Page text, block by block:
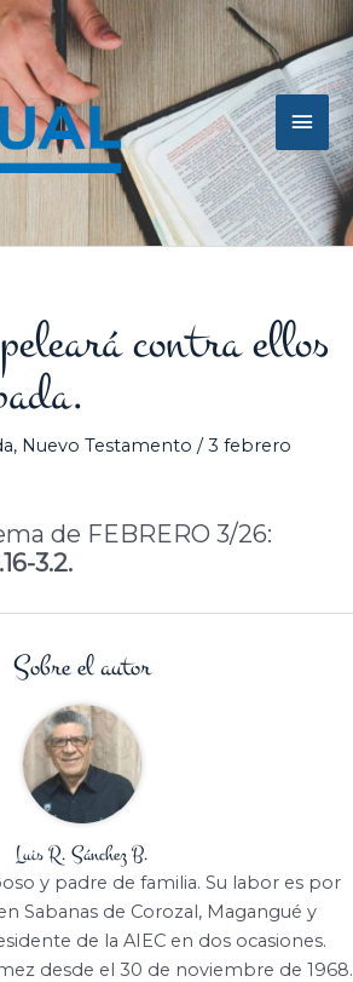
contra ellos
, Nuevo Testamento /3 febrero
de FEBRERO 3/26:
3.2.
Sobre el autor
Luis R. Sánchez B.
y padre de familia. Su labor es por
Sabanas de Corozal, Magangué y
de la AIEC en dos ocasiones.
desde el 30 de noviembre de 1968.